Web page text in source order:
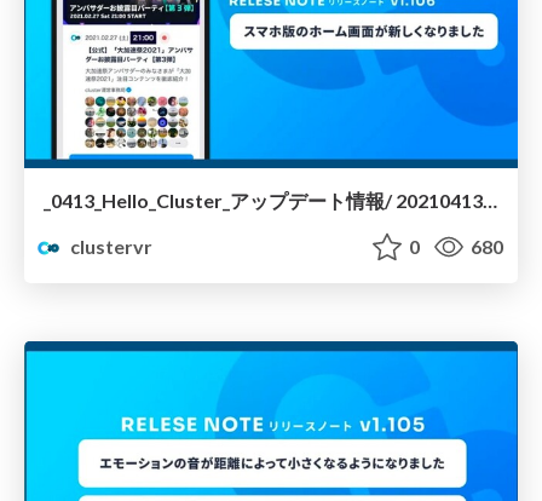
clustervr
0 680